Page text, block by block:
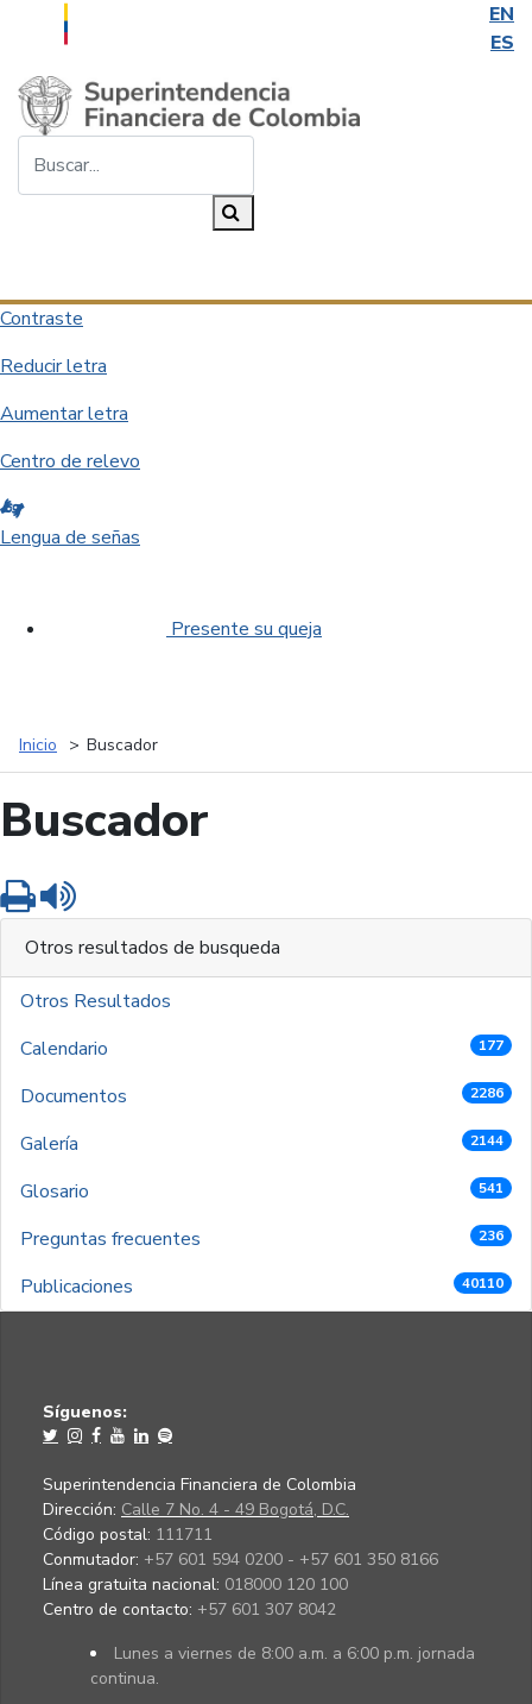
EN
ES
Saltar al contenido principal
Contraste
Reducir letra
Aumentar letra
Centro de relevo
Lengua de señas
Presente su queja
Inicio Buscador
Buscador
Imprimir
Otros resultados de busqueda
Otros Resultados
Calendario
177
Documentos 2286
Galería 2144
Glosario 541
Preguntas frecuentes 236
Publicaciones 40110
Síguenos:
Superintendencia Financiera de Colombia
Dirección: Calle 7 No. 4 - 49 Bogotá, D.C.
Código postal: 111711
Conmutador: +57 601 594 0200 - +57 601 350 8166
Línea gratuita nacional: 018000 120 100
Centro de contacto: +57 601 307 8042
Lunes a viernes de 8:00 a.m. a 6:00 p.m. jornada
continua.